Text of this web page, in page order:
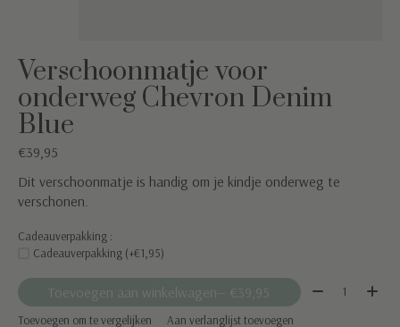
Verschoonmatje voor
onderweg Chevron Denim
Blue
€39,95
Dit verschoonmatje is handig om je kindje onderweg te
verschonen.
Cadeauverpakking :
Cadeauverpakking (+€1,95)
Toevoegen aan winkelwagen — €39,95 Aantal:
Toevoegen om te vergelijken Aan verlanglijst toevoegen